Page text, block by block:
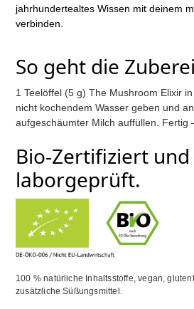
jahrhundertealtes Wissen mit deinem
verbinden.
So geht die
1 Teelöffel (5 g) The Mushroom Elixir
nicht kochendem Wasser geben und
aufgeschäumter Milch auffüllen. Fertig
Bio-Zertifiziert und
laborgeprüft.
100 % natürliche Inhaltsstoffe, vegan,
zusätzliche Süßungsmittel.